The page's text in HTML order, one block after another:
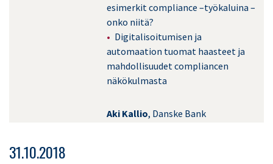
esimerkit compliance –työkaluina –
onko niitä?
Digitalisoitumisen ja
automaation tuomat haasteet ja
mahdollisuudet compliancen
näkökulmasta
Aki Kallio, Danske Bank
31.10.2018